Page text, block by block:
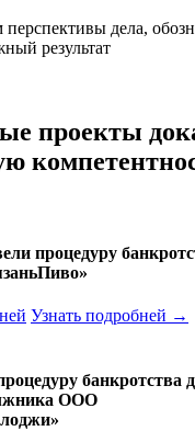
дела,
результат
проекты
процедуру
Узнать подробней →
банкротства
ООО